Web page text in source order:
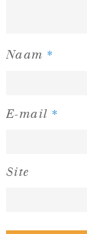
Naam *
E-mail *
Site